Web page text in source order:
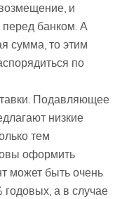
и
перед банком. А
сумма, то этим
по
Подавляющее
низкие
тем
оформить
может быть очень
а в случае